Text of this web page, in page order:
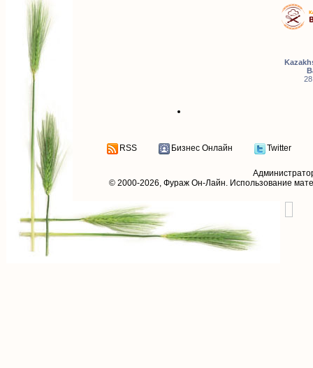
RSS Бизнес Онлайн Twitter
© 2000-2026, Фураж Он-Лайн. Использование